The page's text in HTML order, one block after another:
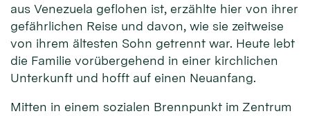
aus Venezuela geflohen ist, erzählte hier von ihrer
gefährlichen Reise und davon, wie sie zeitweise
von ihrem ältesten Sohn getrennt war. Heute lebt
die Familie vorübergehend in einer kirchlichen
Unterkunft und hofft auf einen Neuanfang.
Mitten in einem sozialen Brennpunkt im Zentrum